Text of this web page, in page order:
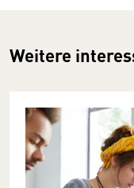
Weitere